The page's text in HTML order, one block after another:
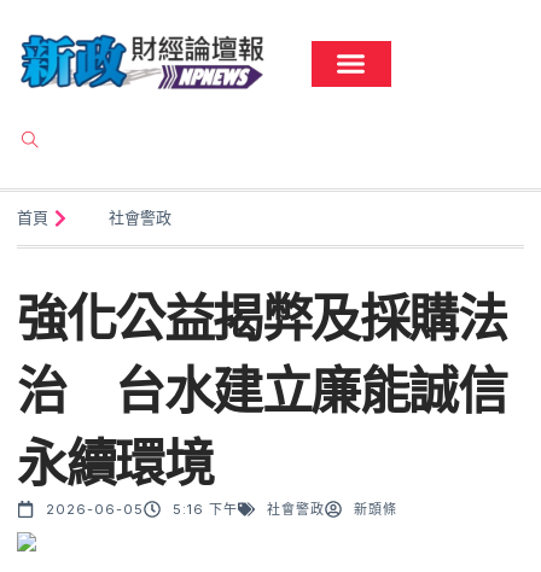
首頁 社會警政
強化公益揭弊及採購法
治 台水建立廉能誠信
永續環境
2026-06-05 5:16 下午 社會警政 新頭條